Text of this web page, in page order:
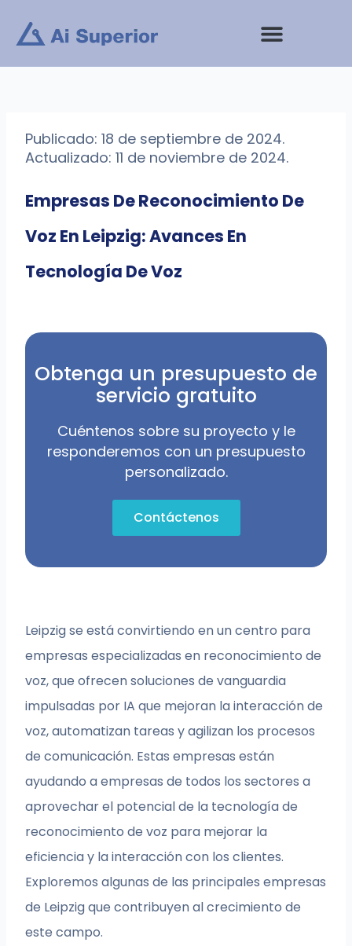
contenido
Publicado: 18 de septiembre de 2024.
Actualizado: 11 de noviembre de 2024.
Empresas De Reconocimiento De
Voz En Leipzig: Avances En
Tecnología De Voz
Obtenga un presupuesto de
servicio gratuito
Cuéntenos sobre su proyecto y le
responderemos con un presupuesto
personalizado.
Contáctenos
Leipzig se está convirtiendo en un centro para
empresas especializadas en reconocimiento de
voz, que ofrecen soluciones de vanguardia
impulsadas por IA que mejoran la interacción de
voz, automatizan tareas y agilizan los procesos
de comunicación. Estas empresas están
ayudando a empresas de todos los sectores a
aprovechar el potencial de la tecnología de
reconocimiento de voz para mejorar la
eficiencia y la interacción con los clientes.
Exploremos algunas de las principales empresas
de Leipzig que contribuyen al crecimiento de
este campo.